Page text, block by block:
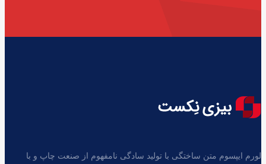
لورم ایپسوم متن ساختگی با تولید سادگی نامفهوم از صنعت چاپ و با